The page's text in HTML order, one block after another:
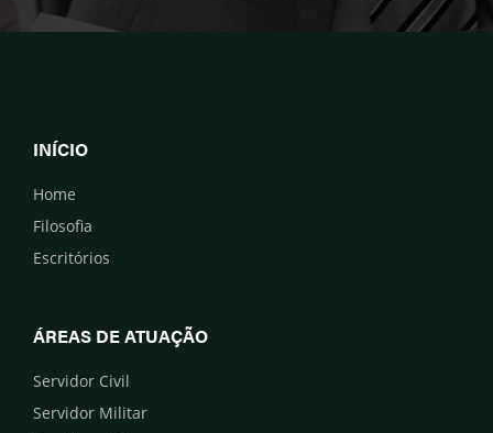
INÍCIO
Home
Filosofia
Escritórios
ÁREAS DE ATUAÇÃO
Servidor Civil
Servidor Militar